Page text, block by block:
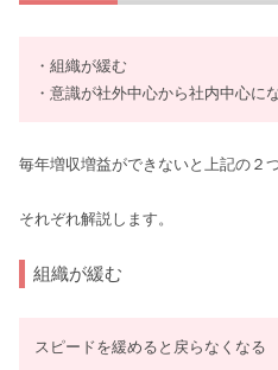
・組織が緩む
・意識が社外中心から社内中心に
毎年増収増益ができないと上記の２
それぞれ解説します。
組織が緩む
スピードを緩めると戻らなくなる